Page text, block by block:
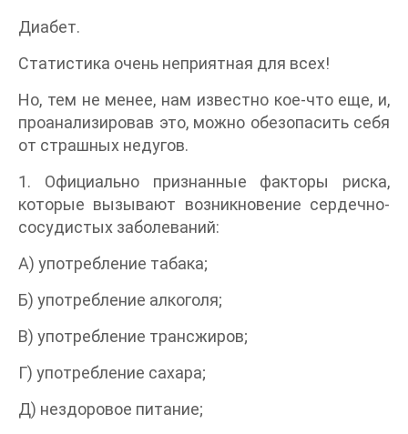
Диабет.
Статистика очень неприятная для всех!
Но, тем не менее, нам известно кое-что еще, и,
проанализировав это, можно обезопасить себя
от страшных недугов.
1. Официально признанные факторы риска,
которые вызывают возникновение сердечно-
сосудистых заболеваний:
А) употребление табака;
Б) употребление алкоголя;
В) употребление трансжиров;
Г) употребление сахара;
Д) нездоровое питание;